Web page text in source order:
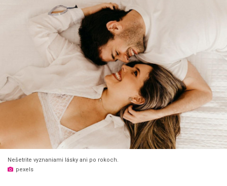
Nešetrite vyznaniami lásky ani po rokoch.
pexels